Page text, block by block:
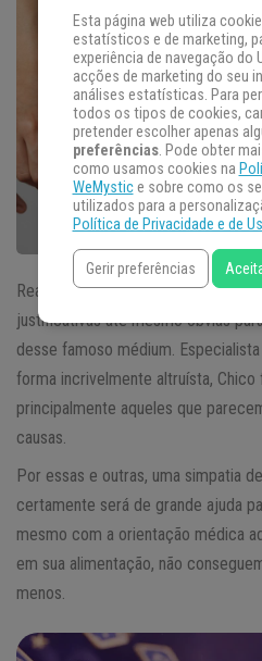
Realizar umasimpatiade Chico
justificativas até mesmo óbvias
desse famoso médium.
forma incrivelmente altruísta,
principalmente aqueles que
causas.
Por essas e outras, uma simpatia de
certamente será de grande ajuda
mesmo com a orientação médica
em sua alimentação, não
menos.
Esta página web utiliza
estatísticos e de marketing,
experiência de navegação do
acções de marketing do seu
análises estatísticas. Para
todos os tipos de cookies,
pretender escolher apenas
preferências. Pode obter
como usamos cookies na
WeMystice sobre como os
utilizados para a
Política de Privacidade e de
Gerir preferências